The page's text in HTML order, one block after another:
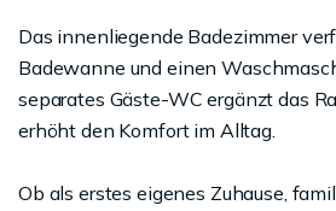
Das innenliegende Badezimmer
Badewanne und einen
separates Gäste-WC ergänzt das
erhöht den Komfort im Alltag.
Ob als erstes eigenes Zuhause,